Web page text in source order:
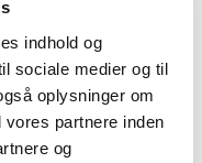
indhold og
sociale medier og til
oplysninger om
partnere inden
og